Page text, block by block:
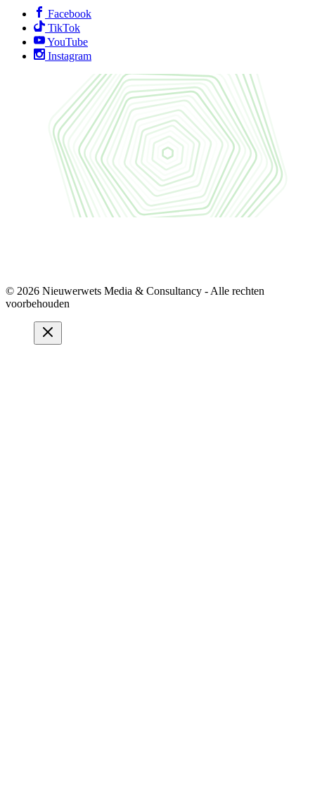
Facebook
TikTok
YouTube
Instagram
© 2026 Nieuwerwets Media & Consultancy - Alle rechten
voorbehouden